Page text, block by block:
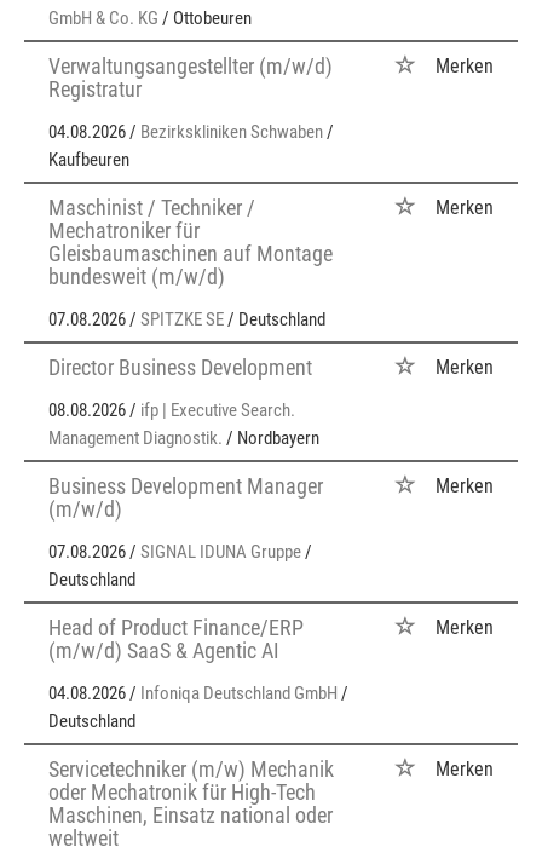
GmbH & Co. KG / Ottobeuren
Verwaltungsangestellter (m/w/d)
Registratur
04.08.2026 / Bezirkskliniken Schwaben/
Kaufbeuren
Merken
Maschinist / Techniker /
Mechatroniker für
Gleisbaumaschinen auf Montage
bundesweit (m/w/d)
07.08.2026 / SPITZKE SE/ Deutschland
Merken
Director Business Development
08.08.2026 / ifp | Executive Search.
Management Diagnostik. / Nordbayern
Merken
Business Development Manager
(m/w/d)
07.08.2026 / SIGNAL IDUNA Gruppe/
Deutschland
Merken
Head of Product Finance/ERP
(m/w/d) SaaS & Agentic AI
04.08.2026 / Infoniqa Deutschland GmbH /
Deutschland
Merken
Servicetechniker (m/w) Mechanik
oder Mechatronik für High-Tech
Maschinen, Einsatz national oder
weltweit
Merken